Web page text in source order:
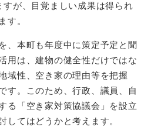
が、目覚ましい成果は得られ
す。
、本町も年度中に策定予定と聞
用は、建物の健全性だけではな
域性、空き家の理由等を把握
す。このため、行政、議員、自
る「空き家対策協議会」を設立
してはどうかと考えます。